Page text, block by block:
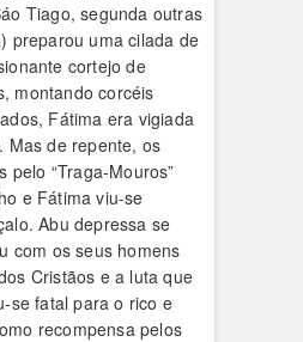
Tiago, segunda outras
preparou uma cilada de
cortejo de
montando corcéis
Fátima era vigiada
Mas de repente, os
pelo “Traga-Mouros”
e Fátima viu-se
Abu depressa se
com os seus homens
Cristãos e a luta que
se fatal para o rico e
recompensa pelos